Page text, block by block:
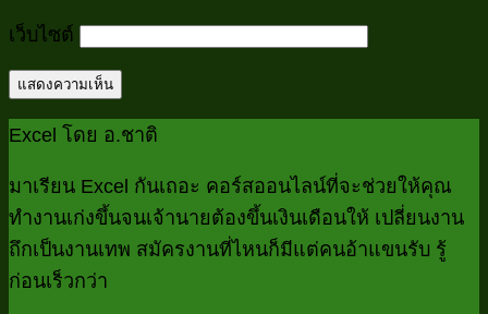
เว็บไซต์
Excel โดย อ.ชาติ
มาเรียน Excel กันเถอะ คอร์สออนไลน์ที่จะช่วยให้คุณ
ทำงานเก่งขึ้นจนเจ้านายต้องขึ้นเงินเดือนให้ เปลี่ยนงาน
ถึกเป็นงานเทพ สมัครงานที่ไหนก็มีแต่คนอ้าแขนรับ รู้
ก่อนเร็วกว่า